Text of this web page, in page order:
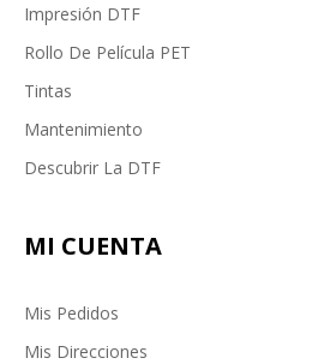
Impresión DTF
Rollo De Película PET
Tintas
Mantenimiento
Descubrir La DTF
MI CUENTA
Mis Pedidos
Mis Direcciones